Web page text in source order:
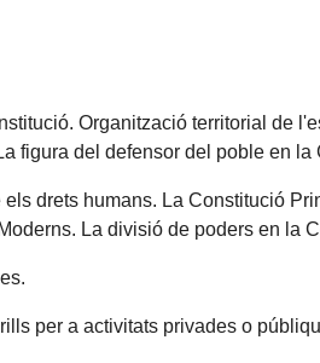
Organització territorial de
figura del defensor del poble en la
drets humans. La Constitució
La divisió de poders en la
per a activitats privades o